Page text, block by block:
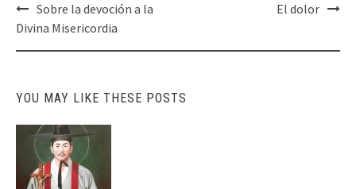
Post
navigation
Sobre la devoción a la
Divina Misericordia
El dolor
YOU MAY LIKE THESE POSTS